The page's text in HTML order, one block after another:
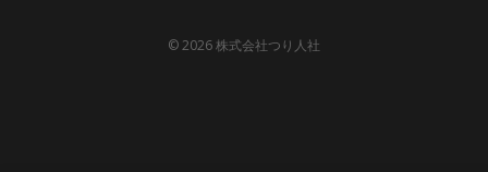
© 2026 株式会社つり人社